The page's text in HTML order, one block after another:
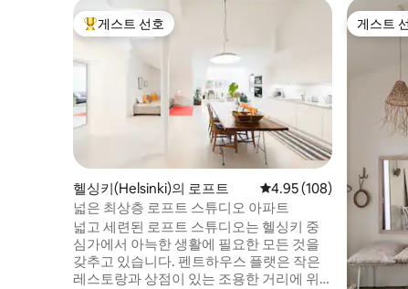
상위 게스트 선호
게스트 선호
헬싱키(Helsinki)의 로프트 평점 4.95점(5점 만점),
4.95 (108)
넓은 최상층 로프트 스튜디오 아파트
넓고 세련된 로프트 스튜디오는 헬싱키 중
심가에서 아늑한 생활에 필요한 모든 것을
갖추고 있습니다. 펜트하우스 플랫은 작은
레스토랑과 상점이 있는 조용한 거리에 위
게스트
게스트